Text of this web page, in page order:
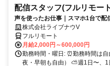
配信スタッフ(フルリモー
声を使ったお仕事｜スマホ1台で
～OK♪
株式会社ライブナウV
フルリモート
月給2,000円～600,000円
勤務時間・曜日: ⏰勤務時間は
夜・早朝も自由） ⛅週1日〜、